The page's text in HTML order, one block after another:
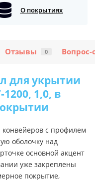
О покрытиях
Отзывы 0 Вопрос-
для укрытии
1,0, в
с профилем
оболочку над
основной акцент
уже закреплены
покрытие,